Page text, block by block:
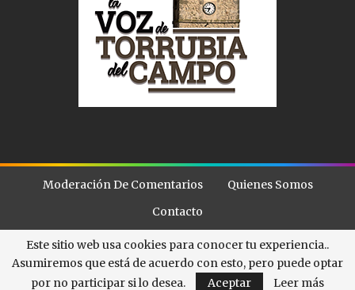
Moderación De Comentarios
Quienes Somos
Contacto
© - . All Rights Reserved. La Voz de Torubia
Este sitio web usa cookies para conocer tu experiencia..
Asumiremos que está de acuerdo con esto, pero puede optar
por no participar si lo desea.
Aceptar Leer más